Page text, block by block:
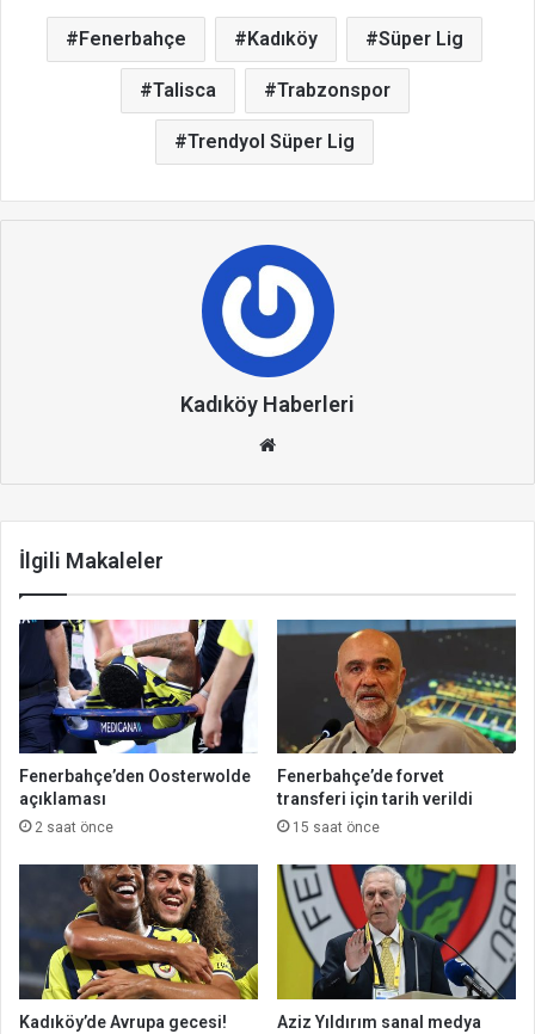
Fenerbahçe Kadıköy Süper Lig
Talisca Trabzonspor
Trendyol Süper Lig
Kadıköy Haberleri
İlgili Makaleler
Fenerbahçe’den Oosterwolde
açıklaması
2 saat önce
Fenerbahçe’de forvet
transferi için tarih verildi
15 saat önce
Kadıköy’de Avrupa gecesi!
Aziz Yıldırım sanal medya